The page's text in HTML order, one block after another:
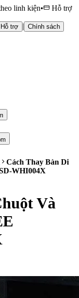
linh kiện•
Hỗ trợ
Hỗ trợ | Chính sách
Cách Thay Bàn Di
WHI004X
Và